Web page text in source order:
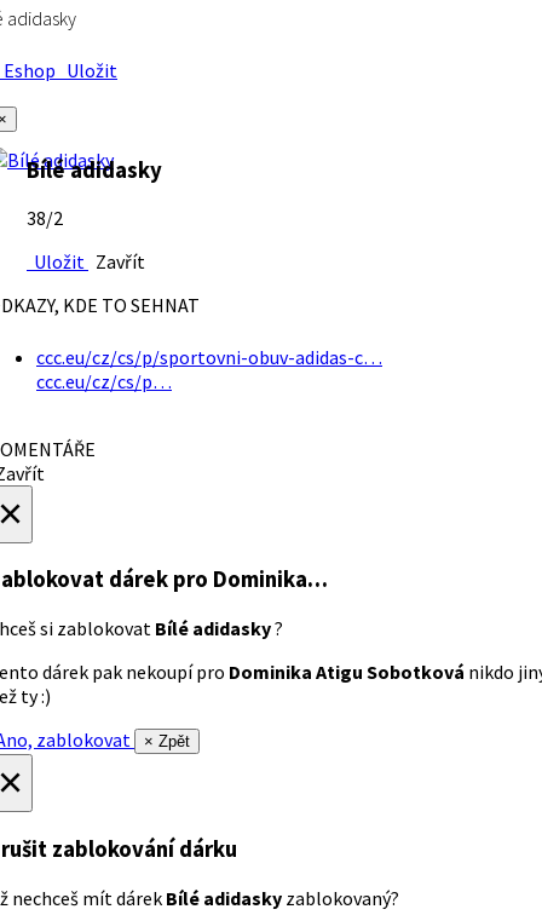
adidasky
Uložit
Bílé adidasky
38/2
Uložit Zavřít
KDE TO SEHNAT
ccc.eu/cz/cs/p/sportovni-obuv-adidas-c…
ccc.eu/cz/cs/p…
dárek pro Dominika…
si zablokovat Bílé adidasky?
dárek pak nekoupí pro Dominika Atigu Sobotková nikdo
ty :)
zablokovat
× Zpět
zablokování dárku
nechceš mít dárek Bílé adidasky zablokovaný?